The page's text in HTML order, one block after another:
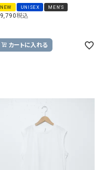
NEW UNISEX MEN'S
9,790税込
カートに入れる